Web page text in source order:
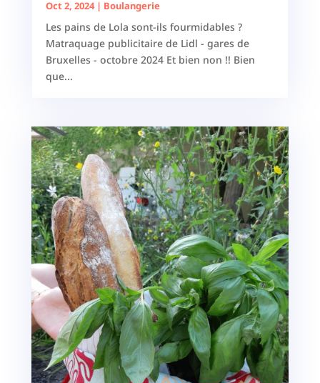
Oct 2, 2024| Boulangerie
Les pains de Lola sont-ils fourmidables ?
Matraquage publicitaire de Lidl - gares de
Bruxelles - octobre 2024 Et bien non !! Bien
que...